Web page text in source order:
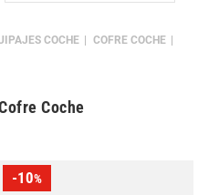
COCHE
COFRE COCHE
Coche
-10%